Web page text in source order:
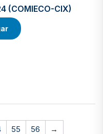
(COMIECO-CIX)
55 56 →